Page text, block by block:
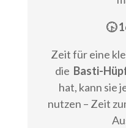
🕟
Zeit für eine
die Basti-
hat, kann sie
nutzen – Zeit